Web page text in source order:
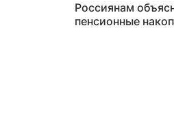
Россиянам
пенсионные